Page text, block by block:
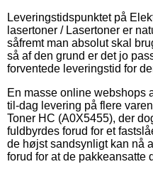
Leveringstidspunktet på
lasertoner / Lasertoner er
såfremt man absolut skal
så af den grund er det jo
forventede leveringstid for
En masse online webshops
til-dag levering på flere
Toner HC (A0X5455), der
fuldbyrdes forud for et
de højst sandsynligt kan nå
forud for at de pakkeansatte